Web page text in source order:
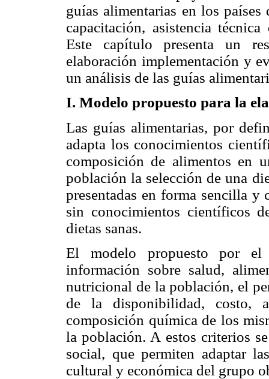
guías alimentarias en los
capacitación, asistencia
Este capítulo presenta un
elaboración implementación y
un análisis de las guías
I. Modelo propuesto para la
Las guías alimentarias, por
adapta los conocimientos
composición de alimentos en
población la selección de una
presentadas en forma sencilla y
sin conocimientos científicos
dietas sanas.
El modelo propuesto por
información sobre salud,
nutricional de la población, el
de la disponibilidad, costo,
composición química de los
la población. A estos criterios
social, que permiten adaptar
cultural y económica del grupo